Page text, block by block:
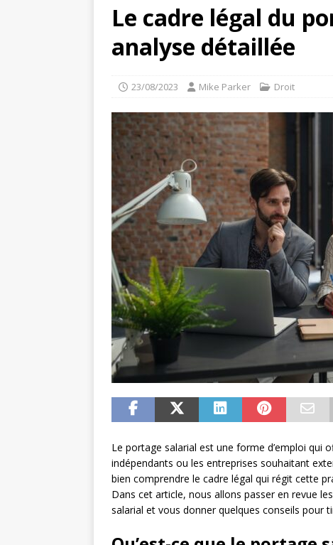
Le cadre légal du
analyse détaillée
23/08/2023 Mike Parker Droit
Le portage salarial est une forme d’emploi qui
indépendants ou les entreprises souhaitant
bien comprendre le cadre légal qui régit cette
Dans cet article, nous allons passer en revue
salarial et vous donner quelques conseils